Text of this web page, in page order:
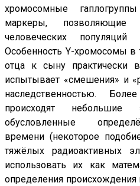
хромосомные
маркеры, позволяющие
человеческих
Особенность Y-хромосомы в
отца к сыну
испытывает «смешения» и
наследственностью.
происходят небольшие
обусловленные
времени (некоторое
тяжёлых радиоактивных
использовать их как
определения происхождения